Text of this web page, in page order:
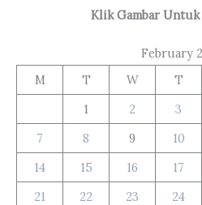
Klik Gambar
February
M
T W T
1
2 3
7
8 9 10
14
15 16 17
21
22 23 24